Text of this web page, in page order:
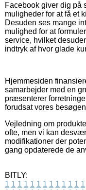
Facebook giver dig på
muligheder for at få et
Desuden ses mange
mulighed for at
service, hvilket
indtryk af hvor glade
Hjemmesiden
samarbejder med en
præsenterer
forudsat vores
Vejledning om
ofte, men vi kan
modifikationer der
gang opdaterede de
BITLY:
1 1 1 1 1 1 1 1 1 1 1 1 1